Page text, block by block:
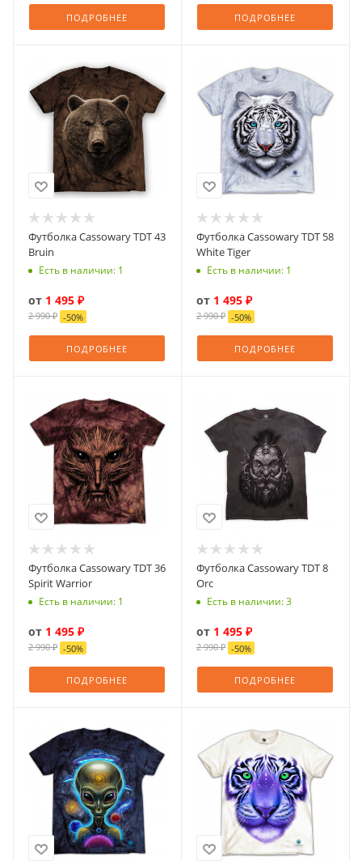
ПОДРОБНЕЕ ПОДРОБНЕЕ
Футболка Cassowary TDT 43
Bruin
Есть в наличии: 1
от 1 495 ₽
2 990 ₽ -50%
ПОДРОБНЕЕ
Футболка Cassowary TDT 58
White Tiger
Есть в наличии: 1
от 1 495 ₽
2 990 ₽ -50%
ПОДРОБНЕЕ
Футболка Cassowary TDT 36
Spirit Warrior
Есть в наличии: 1
от 1 495 ₽
2 990 ₽ -50%
ПОДРОБНЕЕ
Футболка Cassowary TDT 8
Orc
Есть в наличии: 3
от 1 495 ₽
2 990 ₽ -50%
ПОДРОБНЕЕ